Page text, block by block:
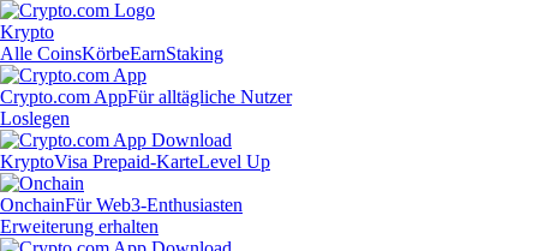
Krypto
Alle CoinsKörbeEarnStaking
Crypto.com AppFür alltägliche Nutzer
Loslegen
KryptoVisa Prepaid-KarteLevel Up
OnchainFür Web3-Enthusiasten
Erweiterung erhalten